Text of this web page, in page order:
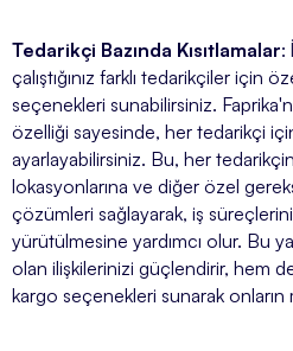
Tedarikçi Bazında Kısıtlamalar:
çalıştığınız farklı tedarikçiler için
seçenekleri sunabilirsiniz.
özelliği sayesinde, her tedarikçi
ayarlayabilirsiniz. Bu, her
lokasyonlarına ve diğer özel
çözümleri sağlayarak, iş
yürütülmesine yardımcı olur. Bu
olan ilişkilerinizi güçlendirir, hem
kargo seçenekleri sunarak onların